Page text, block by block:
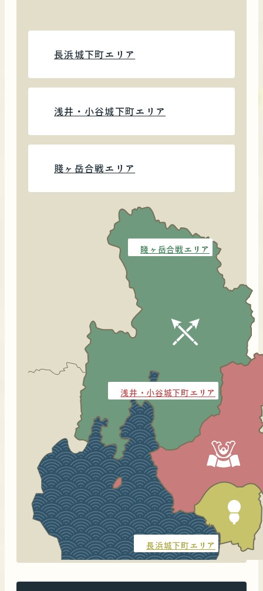
長浜城下町エリア
浅井・小谷城下町エリア
賤ヶ岳合戦エリア
長浜城下町エリア
浅井・小谷城下町エリア
賤ヶ岳合戦エリア